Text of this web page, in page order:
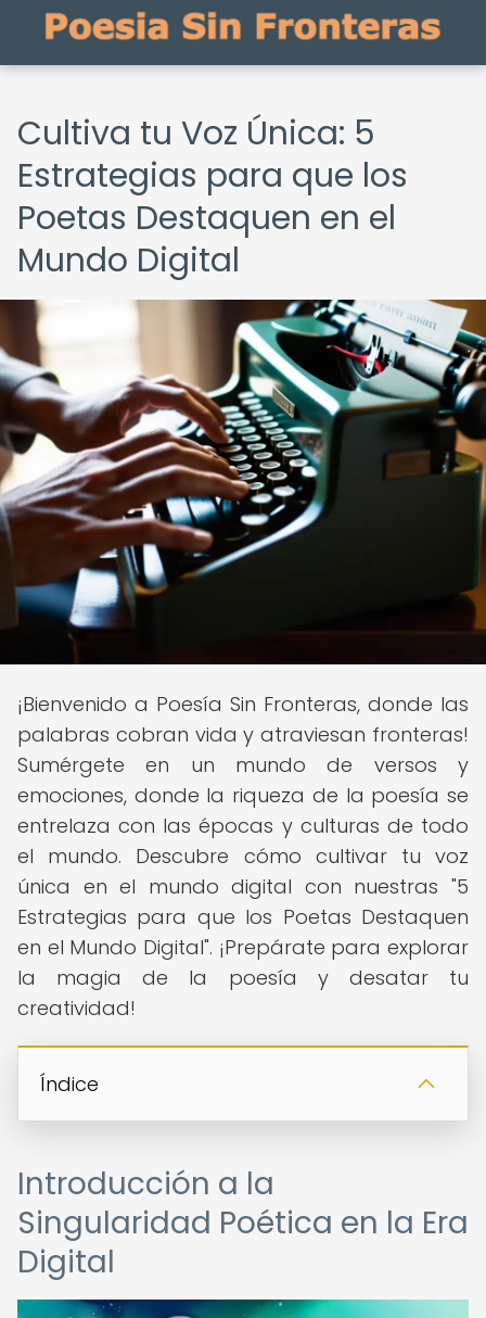
Cultiva tu Voz Única: 5
Estrategias para que los
Poetas Destaquen en el
Mundo Digital
¡Bienvenido a Poesía Sin Fronteras, donde las
palabras cobran vida y atraviesan fronteras!
Sumérgete en un mundo de versos y
emociones, donde la riqueza de la poesía se
entrelaza con las épocas y culturas de todo
el mundo. Descubre cómo cultivar tu voz
única en el mundo digital con nuestras "5
Estrategias para que los Poetas Destaquen
en el Mundo Digital". ¡Prepárate para explorar
la magia de la poesía y desatar tu
creatividad!
Índice
Introducción a la
Singularidad Poética en la Era
Digital